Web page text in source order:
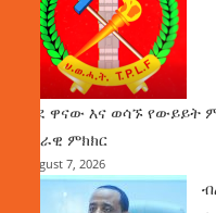
ወደ ዋናው እና ወሳኙ የውይይት
ሀገራዊ ምክክር
August 7, 2026